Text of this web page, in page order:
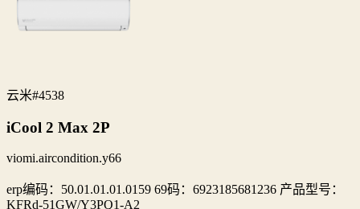
云米#4538
iCool 2 Max 2P
viomi.aircondition.y66
erp编码：50.01.01.01.0159 69码：6923185681236 产品型号：
KFRd-51GW/Y3PQ1-A2